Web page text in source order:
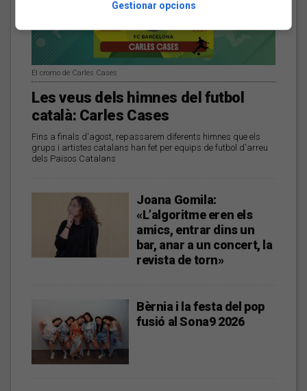
El cromo de Carles Cases
Les veus dels himnes del futbol
català: Carles Cases
Fins a finals d'agost, repassarem diferents himnes que els
grups i artistes catalans han fet per equips de futbol d'arreu
dels Països Catalans
Joana Gomila:
«L’algoritme eren els
amics, entrar dins un
bar, anar a un concert, la
revista de torn»
Bèrnia i la festa del pop
fusió al Sona9 2026
Gestionar opcions